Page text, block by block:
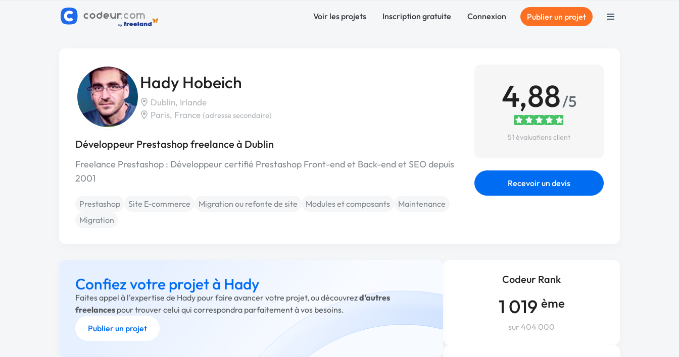
Voir les projets Inscription gratuite Connexion Publier un projet
Hady Hobeich
Dublin, Irlande
Paris, France (adresse secondaire)
Développeur Prestashop freelance à Dublin
Freelance Prestashop : Développeur certifié Prestashop Front-end et Back-end et SEO depuis
2001
Prestashop Site E-commerce Migration ou refonte de site Modules et composants
Maintenance
Migration
4,88/5
51 évaluations client
Recevoir un devis
Codeur Rank
1 019 ème
sur 404 000
Confiez votre projet à Hady
Faites appel à l'expertise de Hady pour faire avancer votre projet, ou découvrezd'autres
freelances pour trouver celui qui correspondra parfaitement à vos besoins.
Publier un projet